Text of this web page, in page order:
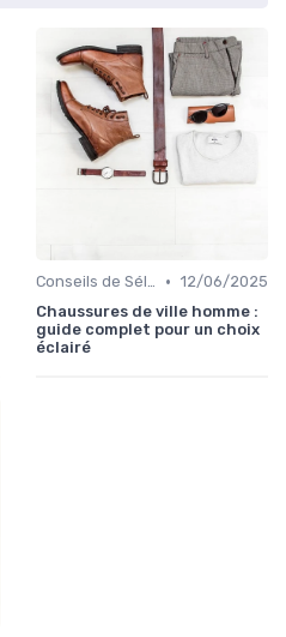
Conseils de Sélection • 12/06/2025
Chaussures de ville homme :
guide complet pour un choix
éclairé